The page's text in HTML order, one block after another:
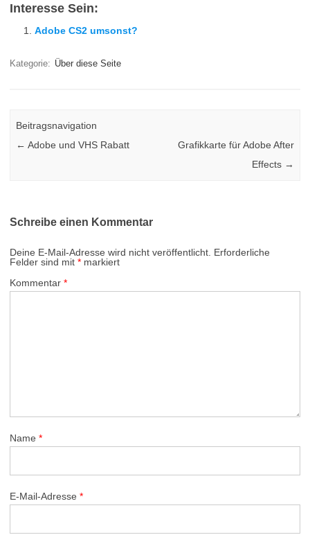
Interesse Sein:
Adobe CS2 umsonst?
Kategorie: Über diese Seite
Beitragsnavigation
← Adobe und VHS Rabatt
Grafikkarte für Adobe After
Effects →
Schreibe einen Kommentar
Deine E-Mail-Adresse wird nicht veröffentlicht. Erforderliche
Felder sind mit * markiert
Kommentar *
Name *
E-Mail-Adresse *